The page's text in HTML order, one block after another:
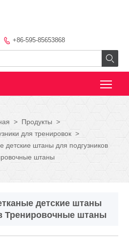
 +86-595-85653868

> Продукты >
для тренировок >
детские штаны для подгузников
штаны
детские штаны
Тренировочные штаны